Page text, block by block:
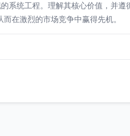
系统工程。理解其核心价值，并
在激烈的市场竞争中赢得先机。